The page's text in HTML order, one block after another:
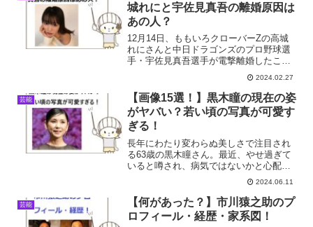
城れにと宇佐見真吾の離婚原因は
あの人？
12月14日、ももいろクローバーZの高城
れにさんと中日ドラゴンズのプロ野球選
手・宇佐見真吾選手が電撃離婚したこと
が報じられました。高城れにさんと宇佐
見真吾選手が2022年11月6日に結婚した
と発表しましたが、たった1年1ヶ月で結
婚生活にピリ...
2024.02.27
芸能
【画像15選！】黒木瞳の現在の姿
がヤバい？若い頃の写真が可愛す
ぎる！
長年にわたり変わらぬ美しさで注目され
る63歳の黒木瞳さん。最近、やせ過ぎて
いると噂され、病気ではないかと心配さ
れており、痩せすぎて顔立ちが変わった
のではないかとも言われています。そこ
で今回は、若いころから現在に至るまで
の黒木瞳さんを時系列に...
2024.06.11
芸能
【何があった？】市川猿之助のプ
ロフィール・経歴・家系図！